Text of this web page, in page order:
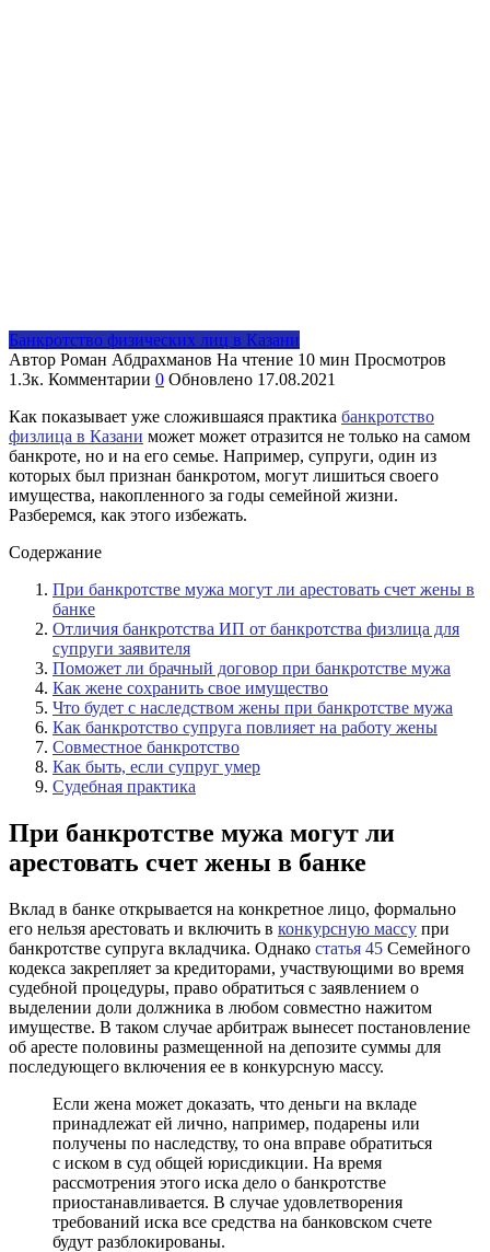
Банкротство физических лиц в Казани
Автор Роман Абдрахманов На чтение 10 мин Просмотров
1.3к. Комментарии 0 Обновлено 17.08.2021
Как показывает уже сложившаяся практика банкротство
физлица в Казани может может отразится не только на самом
банкроте, но и на его семье. Например, супруги, один из
которых был признан банкротом, могут лишиться своего
имущества, накопленного за годы семейной жизни.
Разберемся, как этого избежать.
Содержание
При банкротстве мужа могут ли арестовать счет жены в
банке
Отличия банкротства ИП от банкротства физлица для
супруги заявителя
Поможет ли брачный договор при банкротстве мужа
Как жене сохранить свое имущество
Что будет с наследством жены при банкротстве мужа
Как банкротство супруга повлияет на работу жены
Совместное банкротство
Как быть, если супруг умер
Судебная практика
При банкротстве мужа могут ли
арестовать счет жены в банке
Вклад в банке открывается на конкретное лицо, формально
его нельзя арестовать и включить в конкурсную массу при
банкротстве супруга вкладчика. Однако статья 45 Семейного
кодекса закрепляет за кредиторами, участвующими во время
судебной процедуры, право обратиться с заявлением о
выделении доли должника в любом совместно нажитом
имуществе. В таком случае арбитраж вынесет постановление
об аресте половины размещенной на депозите суммы для
последующего включения ее в конкурсную массу.
Если жена может доказать, что деньги на вкладе
принадлежат ей лично, например, подарены или
получены по наследству, то она вправе обратиться
с иском в суд общей юрисдикции. На время
рассмотрения этого иска дело о банкротстве
приостанавливается. В случае удовлетворения
требований иска все средства на банковском счете
будут разблокированы.